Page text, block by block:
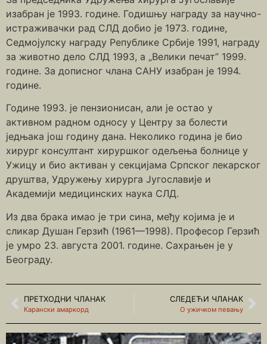
изабран је 1993. године. Годишњу награду за научно-
истраживачки рад СЛД добио је 1973. године,
Седмојулску награду Републике Србије 1991, награду
за животно дело СЛД 1993, а „Велики печат” 1999.
године. За дописног члана САНУ изабран је 1994.
године.
Године 1993. је пензионисан, али је остао у
активном радном односу у Центру за болести
једњака још годину дана. Неколико година је био
хирург консултант хируршког одељења болнице у
Ужицу и био активан у секцијама Српског лекарског
друштва, Удружењу хирурга Југославије и
Академији медицинских наука СЛД.
Из два брака имао је три сина, међу којима је и
сликар Душан Герзић (1961—1998). Професор Герзић
је умро 23. августа 2001. године. Сахрањен је у
Београду.
ПРЕТХОДНИ ЧЛАНАК
Карански амаркорд
СЛЕДЕЋИ ЧЛАНАК
О ужичком певању